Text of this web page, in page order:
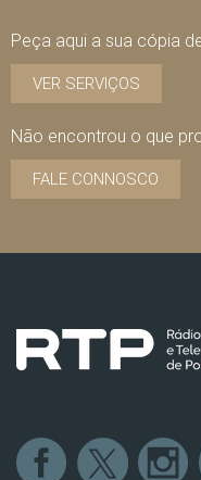
Peça aqui a sua cópia
VER SERVIÇOS
Não encontrou o que
FALE CONNOSCO